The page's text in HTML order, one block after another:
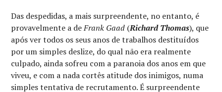
Das despedidas, a mais surpreendente, no entanto, é
provavelmente a deFrank Gaad (Richard Thomas), que
após ver todos os seus anos de trabalhos destituídos
por um simples deslize, do qual não era realmente
culpado, ainda sofreu com a paranoia dos anos em que
viveu, e com a nada cortês atitude dos inimigos, numa
simples tentativa de recrutamento. É surpreendente